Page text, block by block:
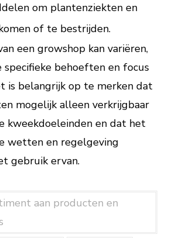
om plantenziekten en
of te bestrijden.
een growshop kan variëren,
specifieke behoeften en focus
is belangrijk op te merken dat
mogelijk alleen verkrijgbaar
kweekdoeleinden en dat het
wetten en regelgeving
gebruik ervan.
aan producten en